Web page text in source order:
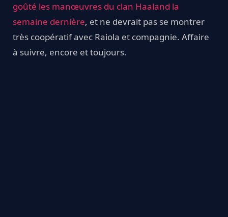
goûté les manœuvres du clan Haaland la
semaine dernière, et ne devrait pas se montrer
très coopératif avec Raiola et compagnie. Affaire
à suivre, encore et toujours.